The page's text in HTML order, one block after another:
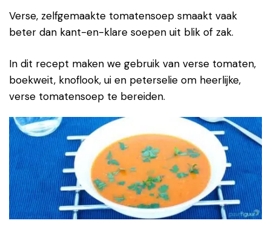
Verse, zelfgemaakte tomatensoep smaakt vaak
beter dan kant-en-klare soepen uit blik of zak.
In dit recept maken we gebruik van verse tomaten,
boekweit, knoflook, ui en peterselie om heerlijke,
verse tomatensoep te bereiden.